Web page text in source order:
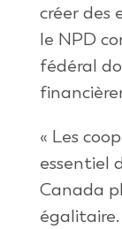
créer des
le NPD
fédéral
« Les
essentiel
Canada